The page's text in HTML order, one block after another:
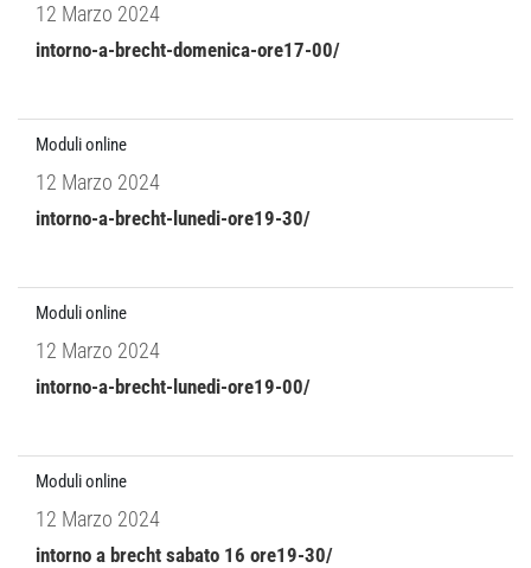
12 Marzo 2024
intorno-a-brecht-domenica-ore17-00/
Moduli online
12 Marzo 2024
intorno-a-brecht-lunedi-ore19-30/
Moduli online
12 Marzo 2024
intorno-a-brecht-lunedi-ore19-00/
Moduli online
12 Marzo 2024
intorno a brecht sabato 16 ore19-30/